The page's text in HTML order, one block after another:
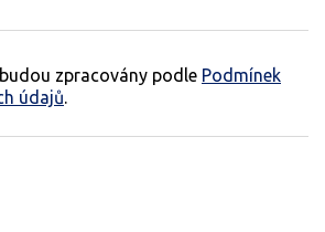
zpracovány podle Podmínek
údajů